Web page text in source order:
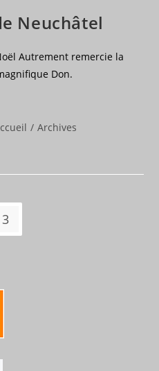
Neuchâtel
Autrement remercie la
Don.
/ Archives
3